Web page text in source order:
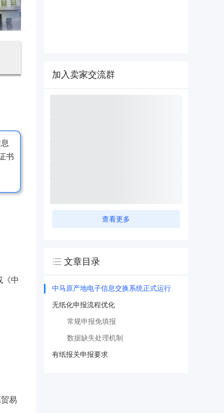
书
《中
易
加入卖家交流群
查看更多
文章目录
中马原产地电子信息交换系统正式运行
无纸化申报流程优化
常规申报免填报
数据缺失处理机制
有纸报关申报要求